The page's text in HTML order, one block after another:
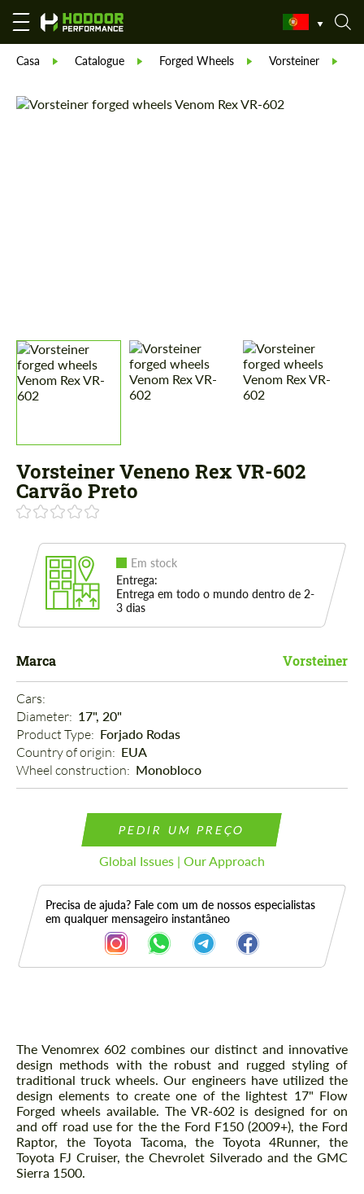
Casa Catalogue Forged Wheels Vorsteiner
Vorsteiner Veneno Rex VR-602
Carvão Preto
Em stock
Entrega:
Entrega em todo o mundo dentro de 2-
3 dias
Marca Vorsteiner
Cars:
Diameter: 17", 20"
Product Type: Forjado Rodas
Country of origin: EUA
Wheel construction: Monobloco
PEDIR UM PREÇO
Global Issues | Our Approach
Precisa de ajuda? Fale com um de nossos especialistas
em qualquer mensageiro instantâneo
Descrição
The Venomrex 602 combines our distinct and innovative
design methods with the robust and rugged styling of
traditional truck wheels. Our engineers have utilized the
design elements to create one of the lightest 17" Flow
Forged wheels available. The VR-602 is designed for on
and off road use for the the Ford F150 (2009+), the Ford
Raptor, the Toyota Tacoma, the Toyota 4Runner, the
Toyota FJ Cruiser, the Chevrolet Silverado and the GMC
Sierra 1500.